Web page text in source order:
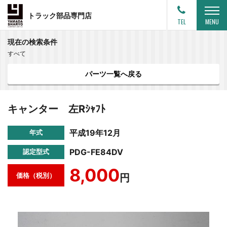
トラック部品専門店
TEL MENU
現在の検索条件
すべて
パーツ一覧へ戻る
キャンター 左Rｼｬﾌﾄ
年式 平成19年12月
認定型式 PDG-FE84DV
価格（税別） 8,000 円